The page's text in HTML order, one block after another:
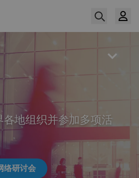
各地组织并参加多项活
络研讨会